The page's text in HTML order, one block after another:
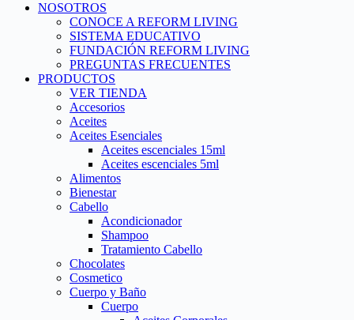
NOSOTROS
CONOCE A REFORM LIVING
SISTEMA EDUCATIVO
FUNDACIÓN REFORM LIVING
PREGUNTAS FRECUENTES
PRODUCTOS
VER TIENDA
Accesorios
Aceites
Aceites Esenciales
Aceites escenciales 15ml
Aceites escenciales 5ml
Alimentos
Bienestar
Cabello
Acondicionador
Shampoo
Tratamiento Cabello
Chocolates
Cosmetico
Cuerpo y Baño
Cuerpo